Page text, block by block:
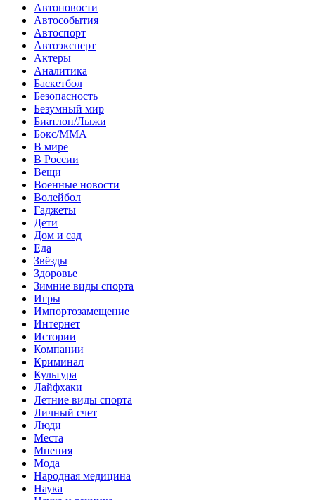
Автоновости
Автособытия
Автоспорт
Автоэксперт
Актеры
Аналитика
Баскетбол
Безопасность
Безумный мир
Биатлон/Лыжи
Бокс/MMA
В мире
В России
Вещи
Военные новости
Волейбол
Гаджеты
Дети
Дом и сад
Еда
Звёзды
Здоровье
Зимние виды спорта
Игры
Импортозамещение
Интернет
Истории
Компании
Криминал
Культура
Лайфхаки
Летние виды спорта
Личный счет
Люди
Места
Мнения
Мода
Народная медицина
Наука